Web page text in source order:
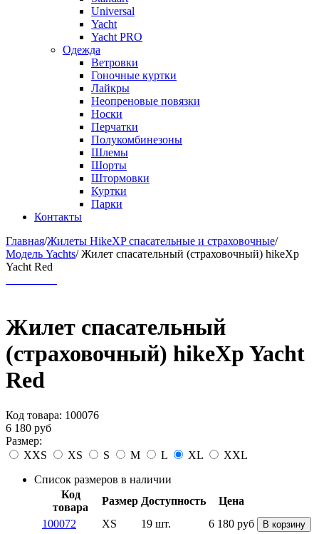
Universal
Yacht
Yacht PRO
Одежда
Ветровки
Гоночные куртки
Лайкры
Неопреновые повязки
Носки
Перчатки
Полукомбинезоны
Шлемы
Шорты
Штормовки
Куртки
Парки
Контакты
Главная/Жилеты HikeXP спасательные и страховочные/
Модель Yachts/Жилет спасательный (страховочный) hikeXp
Yacht Red
Жилет спасательный
(страховочный) hikeXp Yacht
Red
Код товара: 100076
6 180 руб
Размер:
XXS
XS S M L XL
XXL
Список размеров в наличии
Код
товара
Размер Доступность
Цена
100072
XS 19 шт. 6 180 руб В корзину